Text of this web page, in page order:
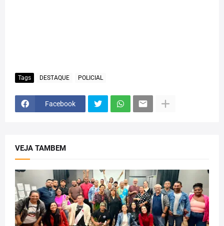
Tags DESTAQUE POLICIAL
Facebook
VEJA TAMBEM